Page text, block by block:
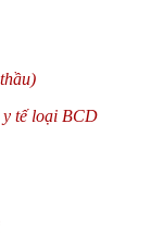
y tế loại BCD